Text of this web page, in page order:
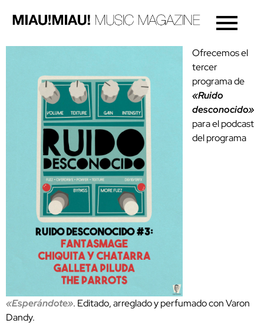
Ofrecemos el
tercer
programa de
«Ruido
desconocido»
para el podcast
del programa
«Esperándote». Editado, arreglado y perfumado con Varon
Dandy.